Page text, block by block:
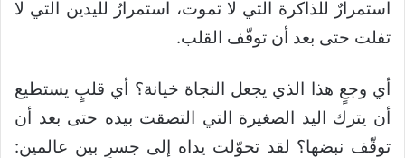
استمرارٌ للذاكرة التي لا تموت، استمرارٌ لليدين التي لا
تفلت حتى بعد أن توقّف القلب.
أي وجعٍ هذا الذي يجعل النجاة خيانة؟ أي قلبٍ يستطيع
أن يترك اليد الصغيرة التي التصقت بيده حتى بعد أن
توقّف نبضها؟ لقد تحوّلت يداه إلى جسرٍ بين عالمين: